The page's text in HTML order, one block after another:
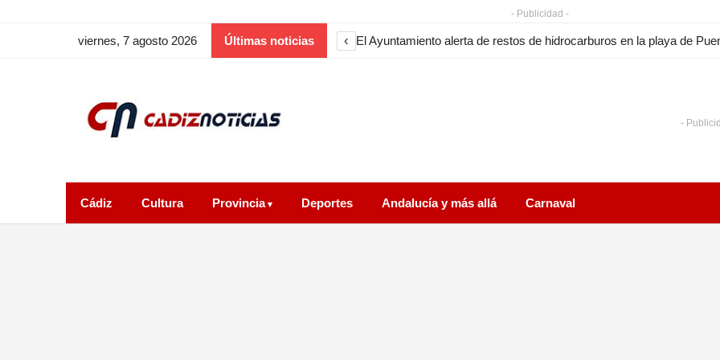
- Publicidad -
viernes, 7 agosto 2026 Últimas noticias ‹
-
Cádiz Cultura Provincia Deportes Andalucía y más allá Carnaval